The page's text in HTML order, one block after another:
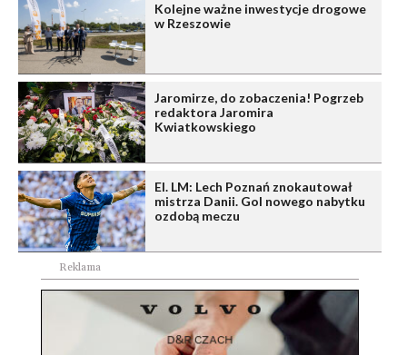
Kolejne ważne inwestycje drogowe
w Rzeszowie
Jaromirze, do zobaczenia! Pogrzeb
redaktora Jaromira
Kwiatkowskiego
El. LM: Lech Poznań znokautował
mistrza Danii. Gol nowego nabytku
ozdobą meczu
Reklama